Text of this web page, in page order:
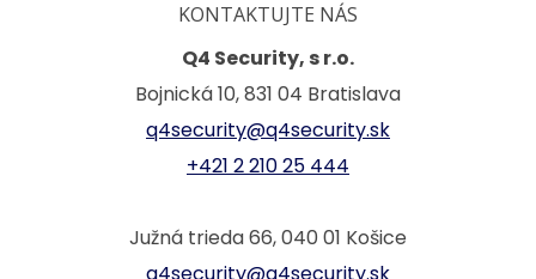
KONTAKTUJTE NÁS
Q4 Security, s r.o.
Bojnická 10, 831 04 Bratislava
q4security@q4security.sk
+421 2 210 25 444
Južná trieda 66, 040 01 Košice